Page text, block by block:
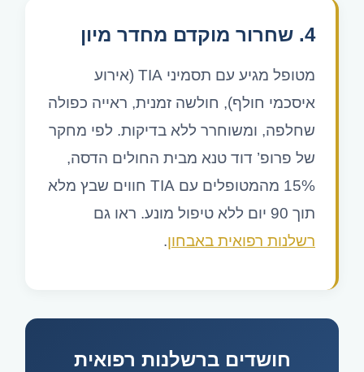
4. שחרור מוקדם מחדר מיון
מטופל מגיע עם תסמיני TIA (אירוע
איסכמי חולף), חולשה זמנית, ראייה כפולה
שחלפה, ומשוחרר ללא בדיקות. לפי מחקר
של פרופ’ דוד טנא מבית החולים הדסה,
15% מהמטופלים עם TIA חווים שבץ מלא
תוך 90 יום ללא טיפול מונע. ראו גם
רשלנות רפואית באבחון.
חושדים ברשלנות רפואית